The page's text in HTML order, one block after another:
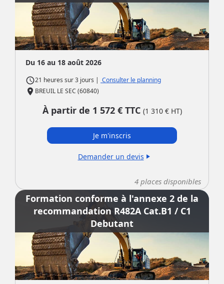
Du 16 au 18 août 2026
access_time21 heures sur3 jours | Consulter le planning
place BREUIL LE SEC (60840)
À partir de 1 572 € TTC (1 310 € HT)
Je m'inscris
Demander un devis play_arrow
4 places disponibles
Formation conforme à l'annexe 2 de la
recommandation R482A Cat.B1 / C1
Debutant